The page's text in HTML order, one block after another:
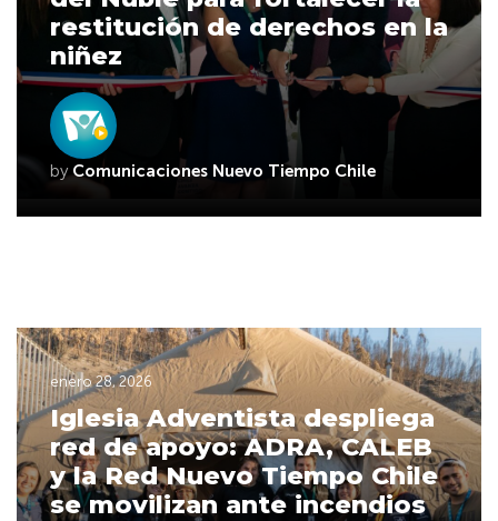
restitución de derechos en la
niñez
by Comunicaciones Nuevo Tiempo Chile
enero 28, 2026
Iglesia Adventista despliega
red de apoyo: ADRA, CALEB
y la Red Nuevo Tiempo Chile
se movilizan ante incendios